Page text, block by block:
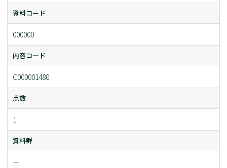
資料コード
000000
内容コード
C000001480
点数
1
資料群
ー